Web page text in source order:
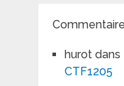
hurotdans
CTF1205